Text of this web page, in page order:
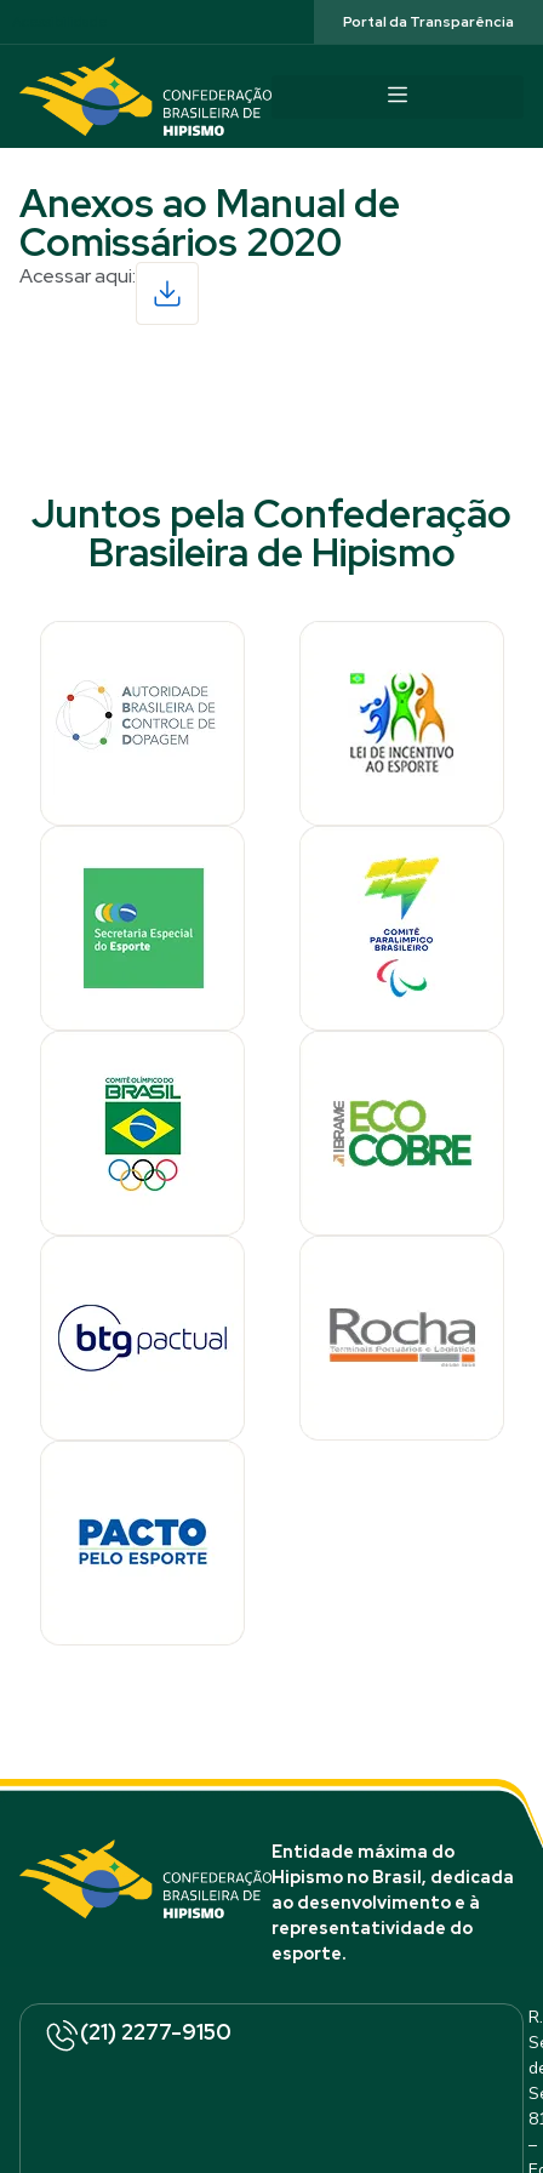
Portal da Transparência
Anexos ao Manual de
Comissários 2020
Acessar aqui:
Juntos pela Confederação
Brasileira de Hipismo
Entidade máxima do
Hipismo no Brasil, dedicada
ao desenvolvimento e à
representatividade do
esporte.
(21) 2277-9150
R.
–